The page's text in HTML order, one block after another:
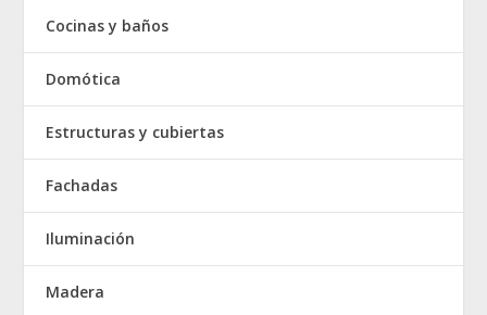
Cocinas y baños
Domótica
Estructuras y cubiertas
Fachadas
Iluminación
Madera